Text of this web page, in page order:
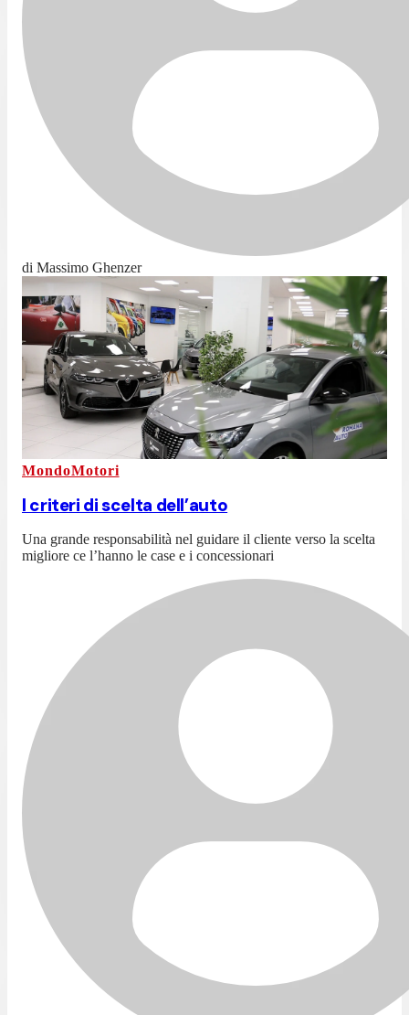
di Massimo Ghenzer
MondoMotori
I criteri di scelta dell’auto
Una grande responsabilità nel guidare il cliente verso la scelta
migliore ce l’hanno le case e i concessionari